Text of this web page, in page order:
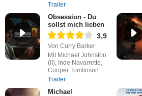
Trailer
Obsession - Du
sollst mich lieben
3,9
Von Curry Barker
Mit Michael Johnston
(II), Inde Navarrette,
Cooper Tomlinson
Trailer
Michael